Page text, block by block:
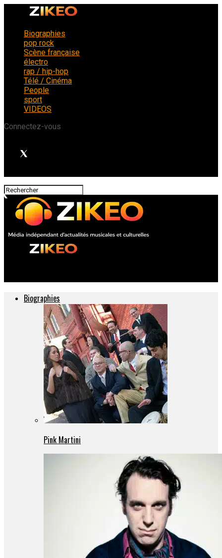
Biographies
pop rock
Scène française
électro
rap / hip-hop
Télé / Cinéma
People
sport
VIDEOS
Connectez-vous
Biographies
Pink Martini